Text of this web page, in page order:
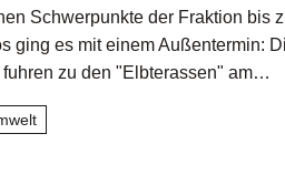
Schwerpunkte der Fraktion bis
ging es mit einem Außentermin:
fuhren zu den "Elbterassen" am…